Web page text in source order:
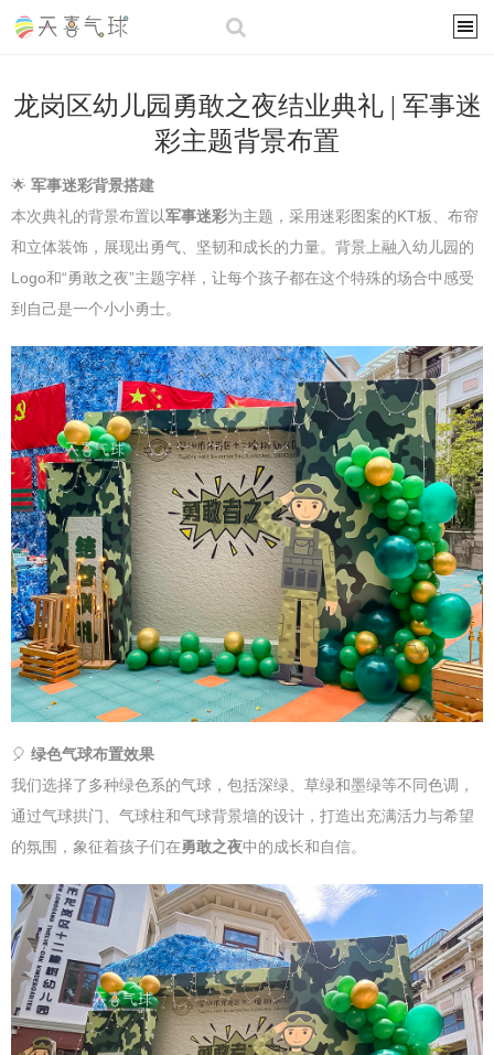
龙岗区幼儿园勇敢之夜结业典礼 | 军事迷
彩主题背景布置
🌟 军事迷彩背景搭建
本次典礼的背景布置以军事迷彩为主题，采用迷彩图案的KT板、布帘
和立体装饰，展现出勇气、坚韧和成长的力量。背景上融入幼儿园的
Logo和“勇敢之夜”主题字样，让每个孩子都在这个特殊的场合中感受
到自己是一个小小勇士。
🎈 绿色气球布置效果
我们选择了多种绿色系的气球，包括深绿、草绿和墨绿等不同色调，
通过气球拱门、气球柱和气球背景墙的设计，打造出充满活力与希望
的氛围，象征着孩子们在勇敢之夜中的成长和自信。